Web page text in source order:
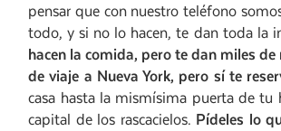
pensar que con nuestro teléfono
todo, y si no lo hacen, te dan toda la
hacen la comida, pero te dan miles de
de viaje a Nueva York, pero sí te
casa hasta la mismísima puerta de
capital de los rascacielos. Pídeles lo